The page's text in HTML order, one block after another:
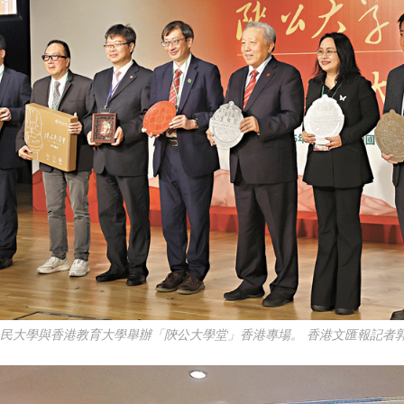
大學與香港教育大學舉辦「陝公大學堂」香港專場。 香港文匯報記者